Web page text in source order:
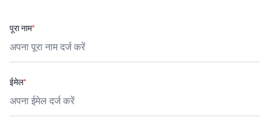
पूरा नाम*
ईमेल*